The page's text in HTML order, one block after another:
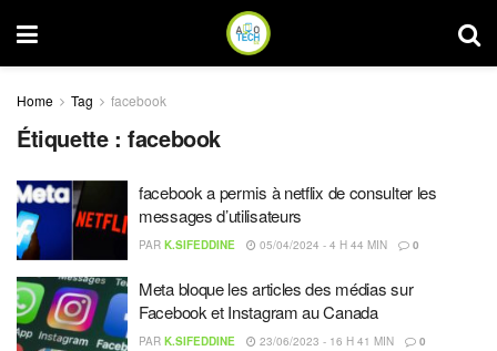
Home Tag facebook
Étiquette :facebook
facebook a permis à netflix de consulter les
messages d’utilisateurs
PAR K.SIFEDDINE 05/04/2024 - 4 H 44 MIN 0
Meta bloque les articles des médias sur
Facebook et Instagram au Canada
PAR K.SIFEDDINE 23/06/2023 - 16 H 41 MIN 0